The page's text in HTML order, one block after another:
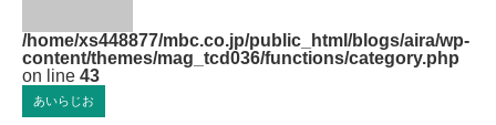
/home/xs448877/mbc.co.jp/public_html/blogs/aira/wp-
content/themes/mag_tcd036/functions/category.php
on line 43
あいらじお